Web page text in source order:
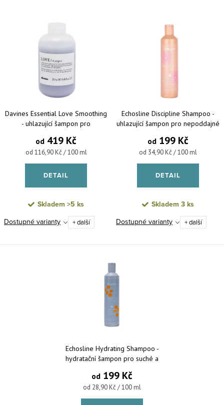
Nejprodávanější
Abecedně
Davines Essential Love Smoothing
- uhlazující šampon pro
od 419 Kč
Měrná cena:
od 116,90 Kč / 100 ml
DETAIL
Skladem >5 ks
Dostupné varianty + další
Echosline Discipline Shampoo -
uhlazující šampon pro nepoddajné
od 199 Kč
Měrná cena:
od 34,90 Kč / 100 ml
DETAIL
Skladem 3 ks
Dostupné varianty + další
Echosline Hydrating Shampoo -
hydratační šampon pro suché a
od 199 Kč
Měrná cena:
od 28,90 Kč / 100 ml